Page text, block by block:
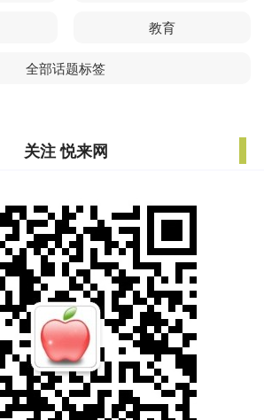
教育
全部话题标签
关注 悦来网